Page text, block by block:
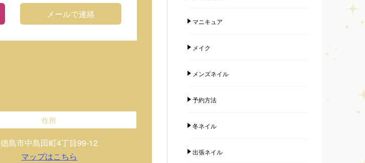
メールで連絡
住所
徳島市中島田町4丁目99-12
マップはこちら
マニキュア
メイク
メンズネイル
予約方法
冬ネイル
出張ネイル